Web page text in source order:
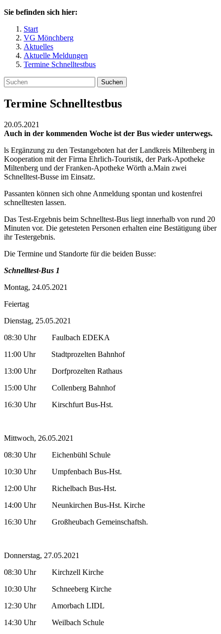
Sie befinden sich hier:
Start
VG Mönchberg
Aktuelles
Aktuelle Meldungen
Termine Schnelltestbus
Suchen
Termine Schnelltestbus
20.05.2021
Auch in der kommenden Woche ist der Bus wieder unterwegs.
ls Ergänzung zu den Testangeboten hat der Landkreis Miltenberg in
Kooperation mit der Firma Ehrlich-Touristik, der Park-Apotheke
Miltenberg und der Franken-Apotheke Wörth a.Main zwei
Schnelltest-Busse im Einsatz.
Passanten können sich ohne Anmeldung spontan und kostenfrei
schnelltesten lassen.
Das Test-Ergebnis beim Schnelltest-Bus liegt innerhalb von rund 20
Minuten vor. Die getesteten Personen erhalten eine Bestätigung über
ihr Testergebnis.
Die Termine und Standorte für die beiden Busse:
Schnelltest-Bus 1
Montag, 24.05.2021
Feiertag
Dienstag, 25.05.2021
08:30 Uhr Faulbach EDEKA
11:00 Uhr Stadtprozelten Bahnhof
13:00 Uhr Dorfprozelten Rathaus
15:00 Uhr Collenberg Bahnhof
16:30 Uhr Kirschfurt Bus-Hst.
Mittwoch, 26.05.2021
08:30 Uhr Eichenbühl Schule
10:30 Uhr Umpfenbach Bus-Hst.
12:00 Uhr Richelbach Bus-Hst.
14:00 Uhr Neunkirchen Bus-Hst. Kirche
16:30 Uhr Großheubach Gemeinschaftsh.
Donnerstag, 27.05.2021
08:30 Uhr Kirchzell Kirche
10:30 Uhr Schneeberg Kirche
12:30 Uhr Amorbach LIDL
14:30 Uhr Weilbach Schule